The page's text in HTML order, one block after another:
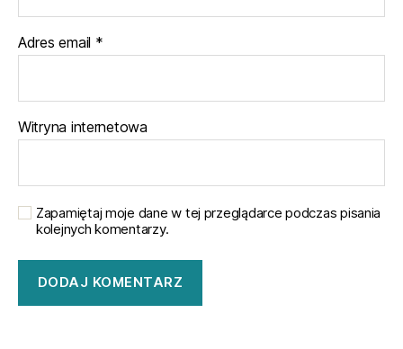
Adres email *
Witryna internetowa
Zapamiętaj moje dane w tej przeglądarce podczas pisania
kolejnych komentarzy.